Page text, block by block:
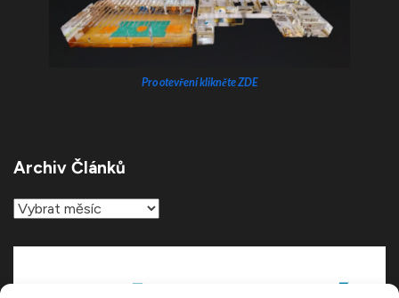
Pro otevření klikněte ZDE
Archiv Článků
Archiv